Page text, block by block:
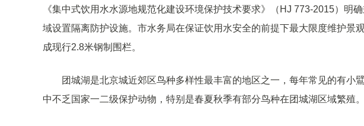
《集中式饮用水水源地规范化建设环境保护技术要求》（HJ 773-2015）明
域设置隔离防护设施。 市水务局在保证饮用水安全的前提下最大限度维护景
成现行2.8米钢制围栏。
团城湖是北京城近郊区鸟种多样性最丰富的地区之一，每年常见的有小
中不乏国家一二级保护动物，特别是春夏秋季有部分鸟种在团城湖区域繁殖